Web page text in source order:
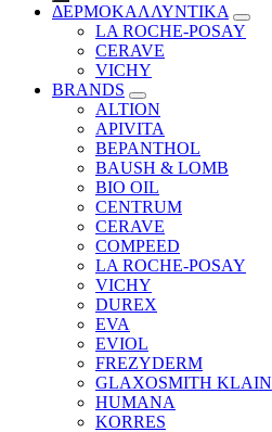
ΔΕΡΜΟΚΑΛΛΥΝΤΙΚΑ
LA ROCHE-POSAY
CERAVE
VICHY
BRANDS
ALTION
APIVITA
BEPANTHOL
BAUSH & LOMB
BIO OIL
CENTRUM
CERAVE
COMPEED
LA ROCHE-POSAY
VICHY
DUREX
EVA
EVIOL
FREZYDERM
GLAXOSMITH KLAIN
HUMANA
KORRES